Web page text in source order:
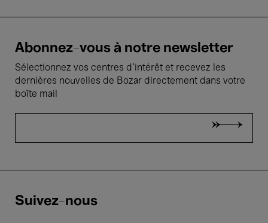
Abonnez-vous à notre newsletter
Sélectionnez vos centres d'intérêt et recevez les
dernières nouvelles de Bozar directement dans votre
boîte mail
Suivez-nous